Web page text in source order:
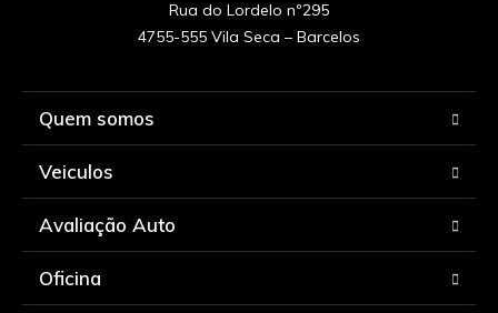
Rua do Lordelo nº295
Quem somos
Veiculos
Avaliação Auto
Oficina